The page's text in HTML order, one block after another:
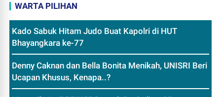
WARTA PILIHAN
Kado Sabuk Hitam Judo Buat Kapolri di HUT
Bhayangkara ke-77
Denny Caknan dan Bella Bonita Menikah, UNISRI Beri
Ucapan Khusus, Kenapa..?